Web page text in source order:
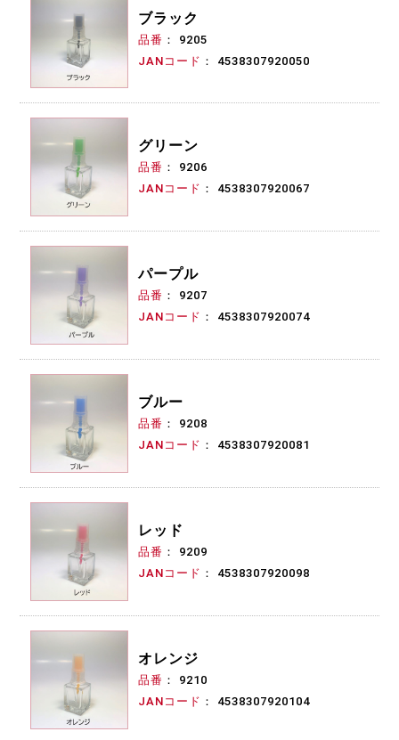
ブラック
品番
9205
JANコード
4538307920050
グリーン
品番
9206
JANコード
4538307920067
パープル
品番
9207
JANコード
4538307920074
ブルー
品番
9208
JANコード
4538307920081
レッド
品番
9209
JANコード
4538307920098
オレンジ
品番
9210
JANコード
4538307920104